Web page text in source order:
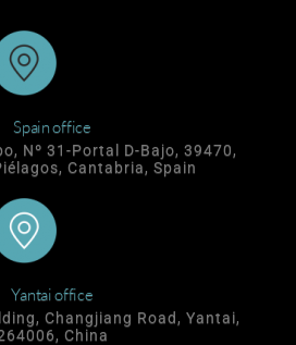
Spain office
Nº 31-Portal D-Bajo, 39470,
Cantabria, Spain
Yantai office
Changjiang Road, Yantai,
China